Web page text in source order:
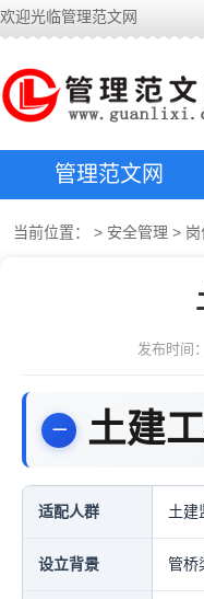
欢迎光临管理范文网
管理范文网
当前位置： > 安全管理 >
发布时间
土建
适配人群 土建
设立背景 管桥